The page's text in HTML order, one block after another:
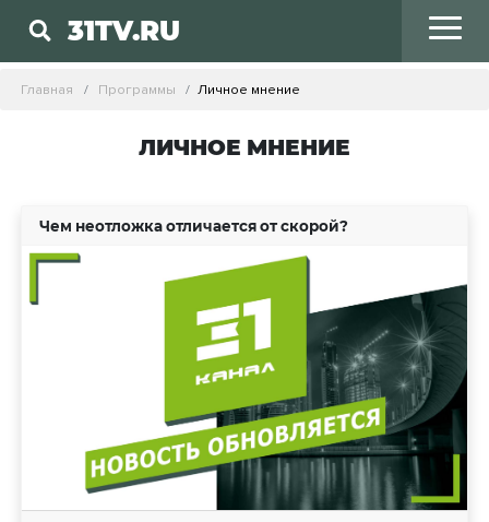
31TV.RU
Главная Программы Личное мнение
ЛИЧНОЕ МНЕНИЕ
Чем неотложка отличается от скорой?